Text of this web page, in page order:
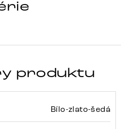
produktu
Bílo-zlato-šedá